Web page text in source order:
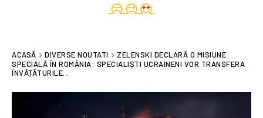
ACASĂ DIVERSE NOUTATI
ZELENSKI DECLARĂ O MISIUNE
SPECIALĂ ÎN ROMÂNIA: SPECIALIȘTI UCRAINENI VOR TRANSFERA
ÎNVĂȚĂTURILE...